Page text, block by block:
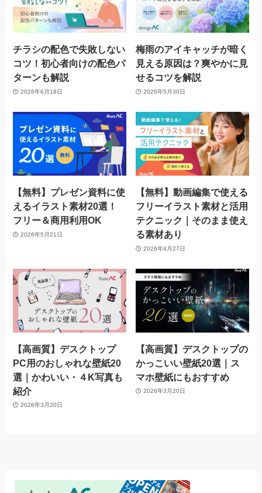
チラシの配色で失敗しない
コツ！初心者向けの配色パ
ターンも解説
2026年6月18日
梅雨のアイキャッチが暗く
見える原因は？爽やかに見
せるコツを解説
2026年5月30日
【無料】プレゼン資料に使
えるイラスト素材20選！
フリー＆商用利用OK
2026年5月21日
【無料】動画編集で使える
フリーイラスト素材と活用
テクニック｜そのまま使え
る素材あり
2026年4月27日
【高画質】デスクトップ
PC用のおしゃれな壁紙20
選｜かわいい・４K写真も
紹介
2026年3月20日
【高画質】デスクトップの
かっこいい壁紙20選｜ス
マホ壁紙にもおすすめ
2026年3月20日